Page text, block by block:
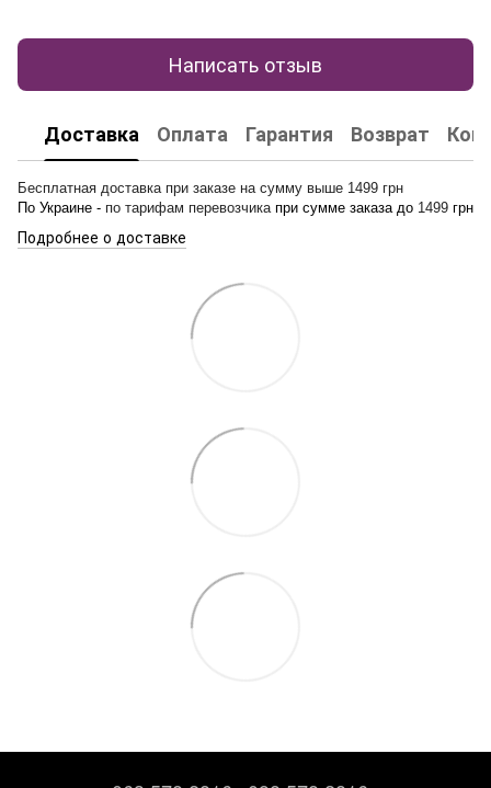
Написать отзыв
Доставка Оплата Гарантия Возврат
Бесплатная доставка при заказе на сумму выше 1499 грн
По Украине - по тарифам перевозчика при сумме заказа до 1499 грн
Подробнее о доставке